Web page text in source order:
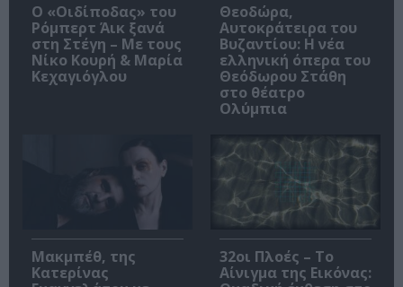
O «Οιδίποδας» του
Ρόμπερτ Άικ ξανά
στη Στέγη – Με τους
Νίκο Κουρή & Μαρία
Κεχαγιόγλου
Θεοδώρα,
Αυτοκράτειρα του
Βυζαντίου: Η νέα
ελληνική όπερα του
Θεόδωρου Στάθη
στο θέατρο
Ολύμπια
Μακμπέθ, της
Κατερίνας
32οι Πλοές – Το
Αίνιγμα της Εικόνας: